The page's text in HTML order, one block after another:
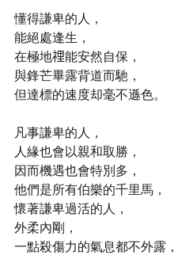
懂得謙卑的人，
能絕處逢生，
在極地𥚃能安然自保，
與鋒芒畢露背道而馳，
但達標的速度却毫不遜色。
凡事謙卑的人，
人緣也會以親和取勝，
因而機遇也會特別多，
他們是所有伯樂的千里馬，
懷著謙卑過活的人，
外柔內剛，
一點殺傷力的氣息都不外露，